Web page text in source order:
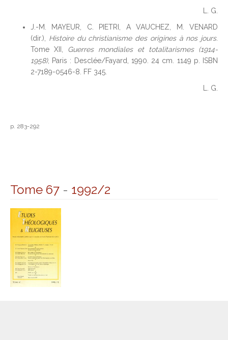
L. G.
J.-M. MAYEUR, C. PIETRI, A VAUCHEZ, M. VENARD
(dir.), Histoire du christianisme des origines à nos jours.
Tome XII, Guerres mondiales et totalitarismes (1914-
1958), Paris : Desclée/Fayard, 1990. 24 cm. 1149 p. ISBN
2-7189-0546-8. FF 345.
L. G.
p. 283-292
Tome 67 - 1992/2